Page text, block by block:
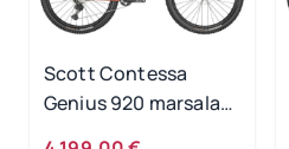
Scott Contessa
Genius 920 marsala